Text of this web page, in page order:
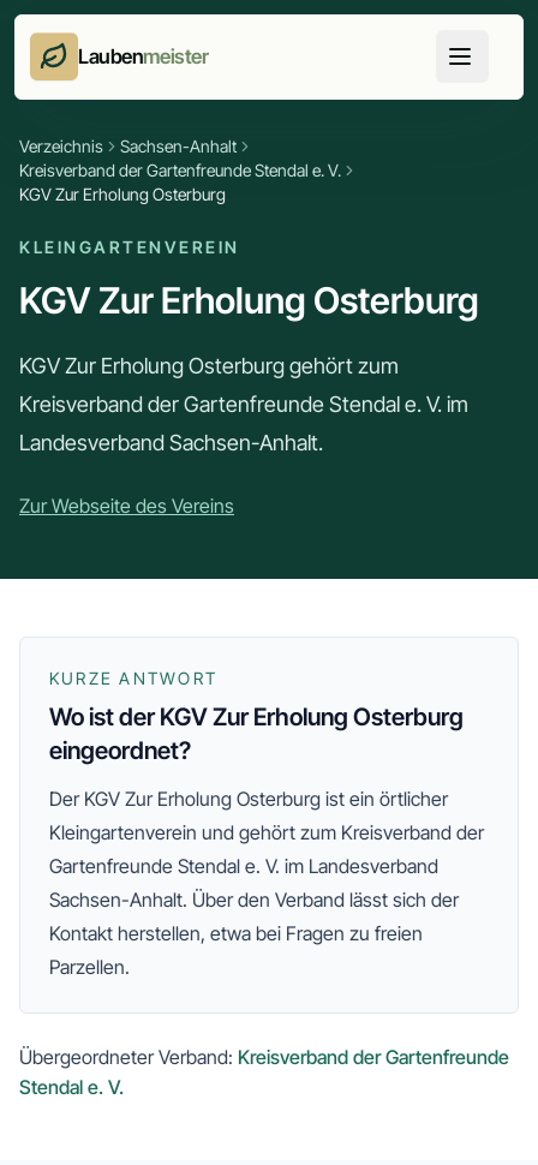
Laubenmeister
Verzeichnis
Sachsen-Anhalt
Kreisverband der Gartenfreunde Stendal e. V.
KGV Zur Erholung Osterburg
KLEINGARTENVEREIN
KGV Zur Erholung Osterburg
KGV Zur Erholung Osterburg gehört zum
Kreisverband der Gartenfreunde Stendal e. V. im
Landesverband Sachsen-Anhalt.
Zur Webseite des Vereins
KURZE ANTWORT
Wo ist der KGV Zur Erholung Osterburg
eingeordnet?
Der KGV Zur Erholung Osterburg ist ein örtlicher
Kleingartenverein und gehört zum Kreisverband der
Gartenfreunde Stendal e. V. im Landesverband
Sachsen-Anhalt. Über den Verband lässt sich der
Kontakt herstellen, etwa bei Fragen zu freien
Parzellen.
Übergeordneter Verband: Kreisverband der Gartenfreunde
Stendal e. V.